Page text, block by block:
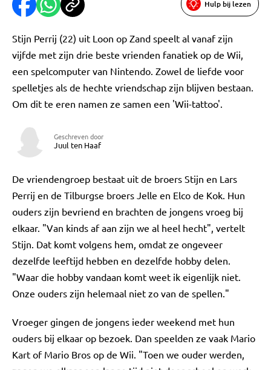
Hulp bij lezen
Stijn Perrij (22) uit Loon op Zand speelt al vanaf zijn
vijfde met zijn drie beste vrienden fanatiek op de Wii,
een spelcomputer van Nintendo. Zowel de liefde voor
spelletjes als de hechte vriendschap zijn blijven bestaan.
Om dit te eren namen ze samen een 'Wii-tattoo'.
Geschreven door
Juul ten Haaf
De vriendengroep bestaat uit de broers Stijn en Lars
Perrij en de Tilburgse broers Jelle en Elco de Kok. Hun
ouders zijn bevriend en brachten de jongens vroeg bij
elkaar. "Van kinds af aan zijn we al heel hecht", vertelt
Stijn. Dat komt volgens hem, omdat ze ongeveer
dezelfde leeftijd hebben en dezelfde hobby delen.
"Waar die hobby vandaan komt weet ik eigenlijk niet.
Onze ouders zijn helemaal niet zo van de spellen."
Vroeger gingen de jongens ieder weekend met hun
ouders bij elkaar op bezoek. Dan speelden ze vaak Mario
Kart of Mario Bros op de Wii. "Toen we ouder werden,